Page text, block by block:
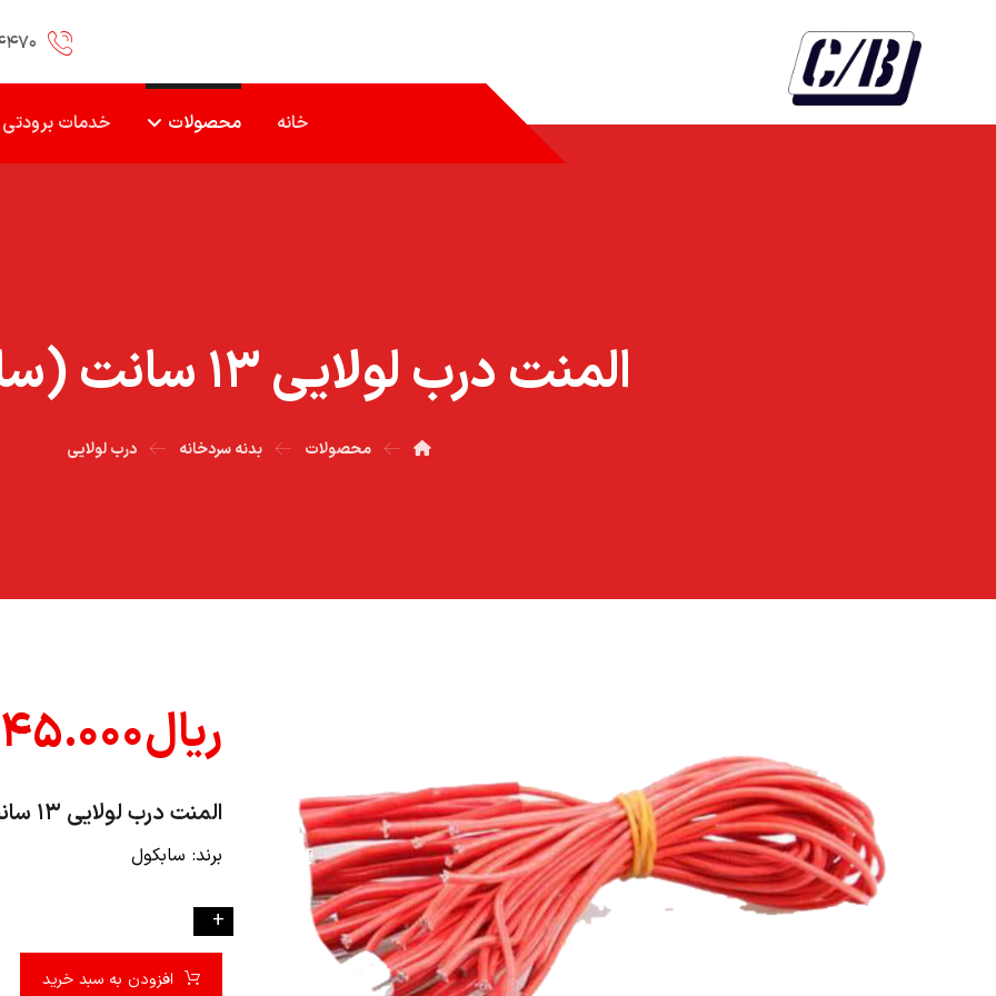
خانه محصولات خدمات برودتی
المنت درب لولايي ۱۳ سانت (سابکول)
محصولات بدنه سردخانه درب لولایی
ریال
المنت درب لولايي ۱۳ سانت (سابکول)
برند: سابکول
+
افزودن به سبد خرید